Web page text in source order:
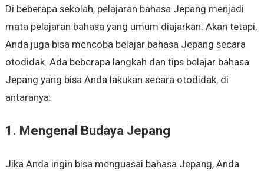
Di beberapa sekolah, pelajaran bahasa Jepang menjadi
mata pelajaran bahasa yang umum diajarkan. Akan tetapi,
Anda juga bisa mencoba belajar bahasa Jepang secara
otodidak. Ada beberapa langkah dan tips belajar bahasa
Jepang yang bisa Anda lakukan secara otodidak, di
antaranya:
1. Mengenal Budaya Jepang
Jika Anda ingin bisa menguasai bahasa Jepang, Anda